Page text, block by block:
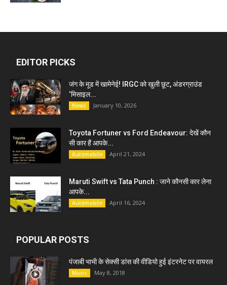
EDITOR PICKS
जंग के मूड में खामेनेई! IRGC को खुली छूट, अंडरग्राउंड
‘मिसाइल...
News January 10, 2026
Toyota Fortuner vs Ford Endeavour: देखें कौन
सी कार हैं आपके...
Automobile April 21, 2024
Maruti Swift vs Tata Punch : जाने कौनसी कार लेना
आपके...
Automobile April 16, 2024
POPULAR POSTS
पंजाबी भाभी के सेक्सी डांस की वीडियो हुई इंटरनेट पर वायरल
Music May 8, 2018